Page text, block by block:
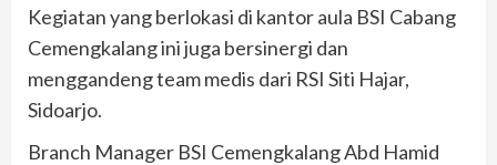
Kegiatan yang berlokasi di kantor aula BSI Cabang
Cemengkalang ini juga bersinergi dan
menggandeng team medis dari RSI Siti Hajar,
Sidoarjo.
Branch Manager BSI Cemengkalang Abd Hamid